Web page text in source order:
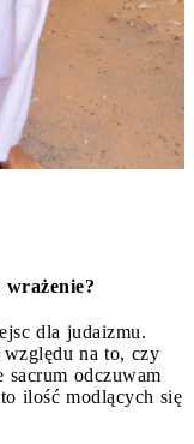
dla judaizmu.
na to, czy
odczuwam
ilość modlących się